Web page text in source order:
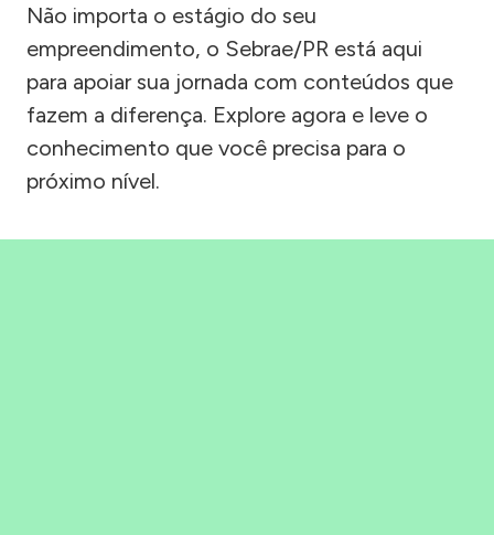
Não importa o estágio do seu
empreendimento, o Sebrae/PR está aqui
para apoiar sua jornada com conteúdos que
fazem a diferença. Explore agora e leve o
conhecimento que você precisa para o
próximo nível.